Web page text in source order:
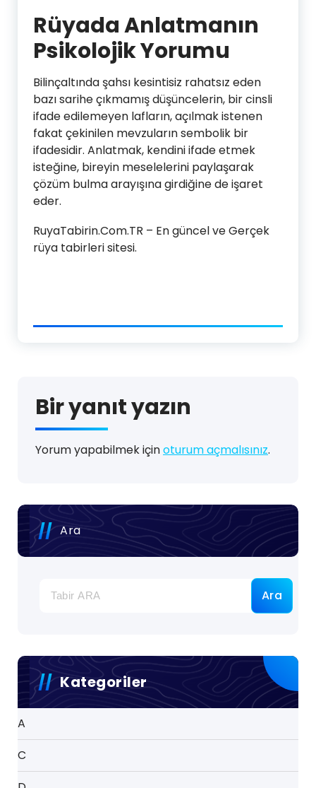
Rüyada Anlatmanın
Psikolojik Yorumu
Bilinçaltında şahsı kesintisiz rahatsız eden
bazı sarihe çıkmamış düşüncelerin, bir cinsli
ifade edilemeyen lafların, açılmak istenen
fakat çekinilen mevzuların sembolik bir
ifadesidir. Anlatmak, kendini ifade etmek
isteğine, bireyin meselelerini paylaşarak
çözüm bulma arayışına girdiğine de işaret
eder.
RuyaTabirin.Com.TR – En güncel ve Gerçek
rüya tabirleri sitesi.
Bir yanıt yazın
Yorum yapabilmek içinoturum açmalısınız.
Ara
Ara
Kategoriler
A
C